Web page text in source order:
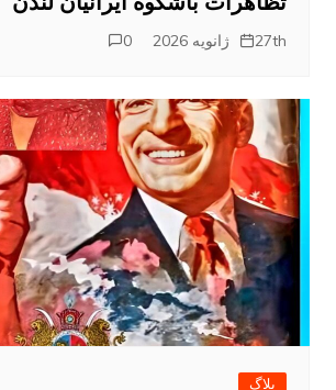
27th ژانویه 2026 0
بلاگ